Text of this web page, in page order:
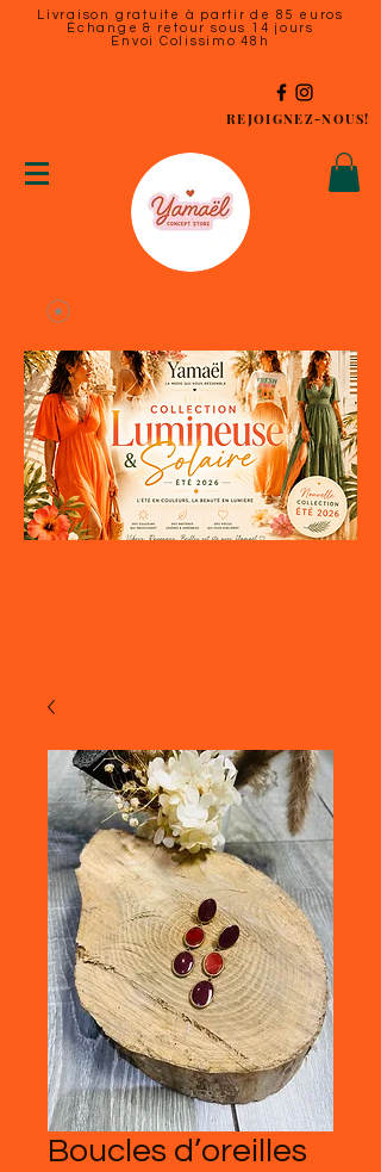
Livraison gratuite à partir de 85 euros
Échange & retour sous 14 jours
Envoi Colissimo 48h
REJOIGNEZ-NOUS!
Boucles d’oreilles